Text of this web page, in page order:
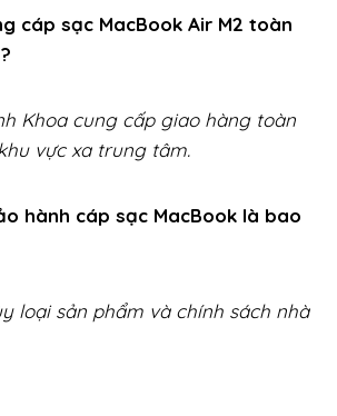
cáp sạc MacBook Air M2 toàn
Khoa cung cấp giao hàng toàn
vực xa trung tâm.
hành cáp sạc MacBook là bao
loại sản phẩm và chính sách nhà